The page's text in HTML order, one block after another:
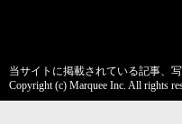
当サイトに掲載されている記事、
Copyright (c) Marquee Inc. All rights